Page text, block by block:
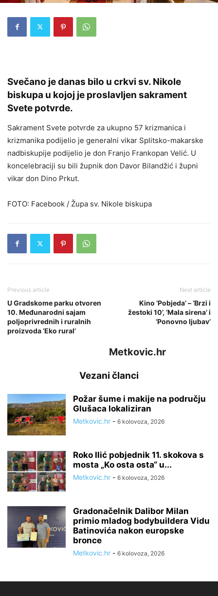
Svečano je danas bilo u crkvi sv. Nikole
biskupa u kojoj je proslavljen sakrament
Svete potvrde.
Sakrament Svete potvrde za ukupno 57 krizmanica i
krizmanika podijelio je generalni vikar Splitsko-makarske
nadbiskupije podijelio je don Franjo Frankopan Velić. U
koncelebraciji su bili župnik don Davor Bilandžić i župni
vikar don Dino Prkut.
FOTO: Facebook / Župa sv. Nikole biskupa
Previous article
U Gradskome parku otvoren
10. Međunarodni sajam
poljoprivrednih i ruralnih
proizvoda ‘Eko rural’
Next article
Kino ‘Pobjeda’ – ‘Brzi i
žestoki 10’, ‘Mala sirena’ i
‘Ponovno ljubav’
Metkovic.hr
Vezani članci
Požar šume i makije na području
Glušaca lokaliziran
Metkovic.hr - 6 kolovoza, 2026
Roko Ilić pobjednik 11. skokova s
mosta „Ko osta osta“ u...
Metkovic.hr - 6 kolovoza, 2026
Gradonačelnik Dalibor Milan
primio mladog bodybuildera Vidu
Batinovića nakon europske
bronce
Metkovic.hr - 6 kolovoza, 2026